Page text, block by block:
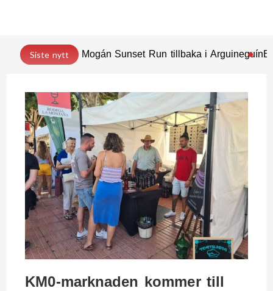
Siste nytt Mogán Sunset Run tillbaka i Arguineguín
KM0-marknaden kommer till